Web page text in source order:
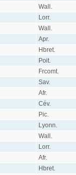
Wall.
Lorr.
Wall.
Apr.
Hbret.
Poit.
Frcomt.
Sav.
Afr.
Cév.
Pic.
Lyonn.
Wall.
Lorr.
Afr.
Hbret.